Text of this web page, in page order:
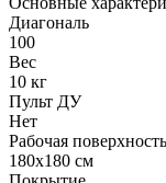
Диагональ
100
Вес
10 кг
Пульт ДУ
Нет
Рабочая поверхность
180x180 см